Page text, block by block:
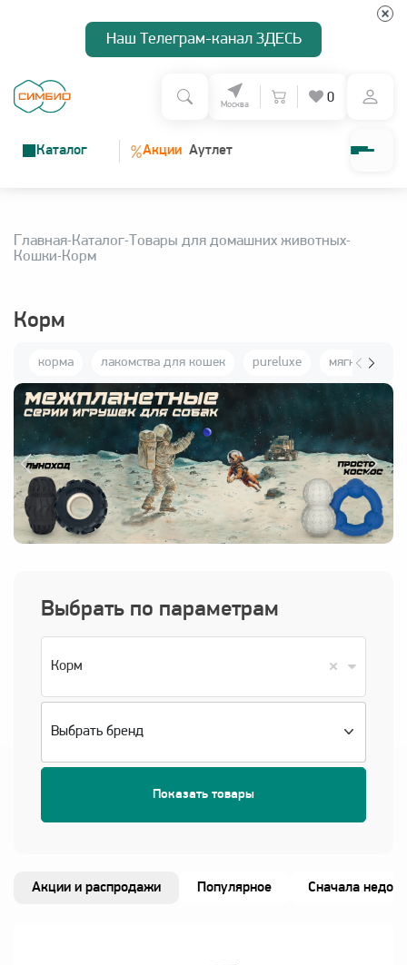
Наш Телеграм-канал ЗДЕСЬ
Москва 0
Каталог %Акции Аутлет
Программа лояльности
Зарегистрироваться
Войти
Главная Каталог
Товары для домашних животных
Кошки Корм
Корм
корма лакомства для кошек pureluxe мягкие
Выбрать по параметрам
Корм
Показать товары
Акции и распродажи Популярное Сначала